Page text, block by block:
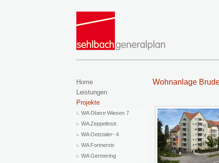
Home
Leistungen
Projekte
WA Obere Wiesen 7
WA Zeppelinstr.
WA Oetztaler- 4
WA Fortnerstr.
WA Germering
Wohnanlage